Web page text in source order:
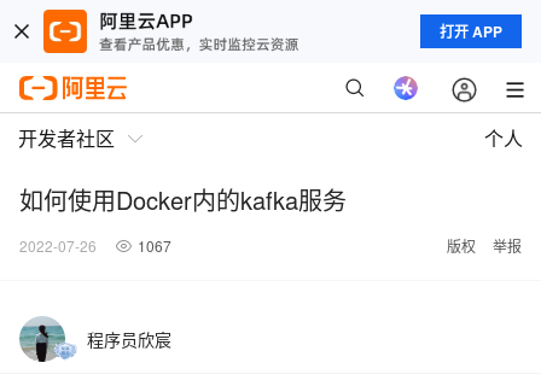
打开 APP
开发者社区 个人
如何使用Docker内的kafka服务
2022-07-26 1067 版权 举报
程序员欣宸